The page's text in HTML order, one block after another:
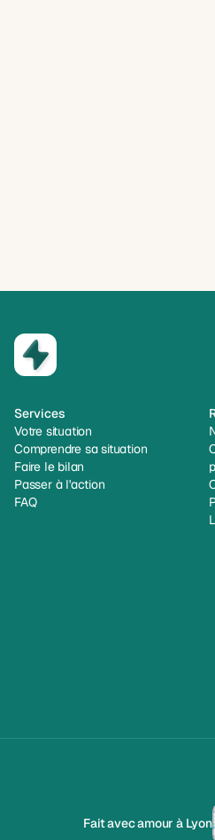
Services
Votre situation
Comprendre sa situation
Faire le bilan
Passer à l'action
FAQ
Fait avec amour à Lyon